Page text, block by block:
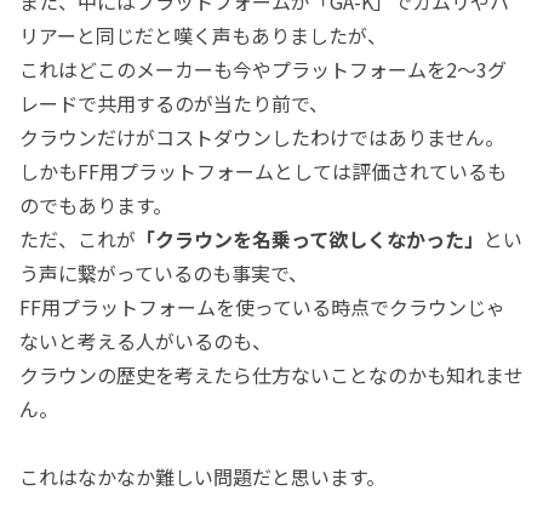
リアーと同じだと嘆く声もありましたが、
これはどこのメーカーも今やプラットフォームを2～3グ
レードで共用するのが当たり前で、
クラウンだけがコストダウンしたわけではありません。
しかもFF用プラットフォームとしては評価されているも
のでもあります。
ただ、これが 「クラウンを名乗って欲しくなかった」 とい
う声に繋がっているのも事実で、
FF用プラットフォームを使っている時点でクラウンじゃ
ないと考える人がいるのも、
クラウンの歴史を考えたら仕方ないことなのかも知れませ
ん。
これはなかなか難しい問題だと思います。